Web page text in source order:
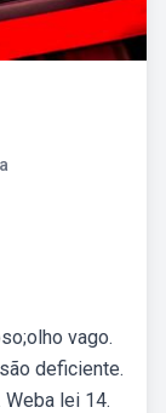
vago.
deficiente.
lei 14.